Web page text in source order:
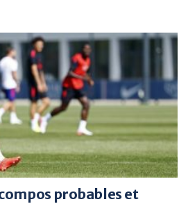
compos probables et